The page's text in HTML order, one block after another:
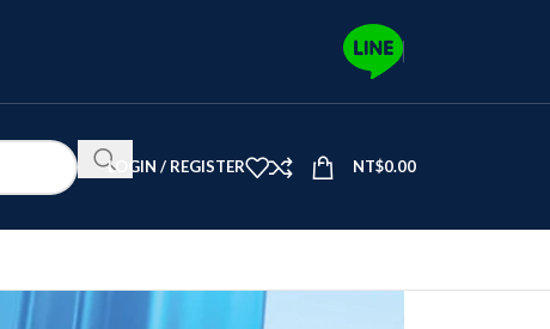
LOGIN / REGISTER NT$0.00